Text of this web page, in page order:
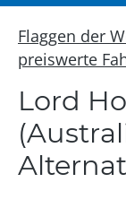
Flaggen der
preiswerte
Lord